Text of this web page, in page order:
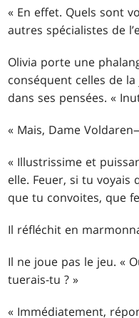
« En effet. Quels sont
autres spécialistes de
Olivia porte une
conséquent celles de
dans ses pensées. «
« Mais, Dame
« Illustrissime et
elle. Feuer, si tu voyais
que tu convoites, que
Il réfléchit en
Il ne joue pas le jeu. «
tuerais-tu ? »
« Immédiatement,